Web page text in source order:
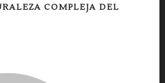
COMPLEJA DEL